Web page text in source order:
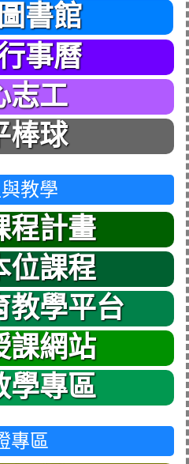
書館
事曆
志工
棒球
教學
程計畫
位課程
教學平台
課網站
學專區
專區